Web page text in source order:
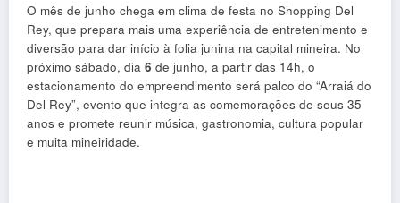
O mês de junho chega em clima de festa no Shopping Del
Rey, que prepara mais uma experiência de entretenimento e
diversão para dar início à folia junina na capital mineira. No
próximo sábado, dia 6 de junho, a partir das 14h, o
estacionamento do empreendimento será palco do “Arraiá do
Del Rey”, evento que integra as comemorações de seus 35
anos e promete reunir música, gastronomia, cultura popular
e muita mineiridade.